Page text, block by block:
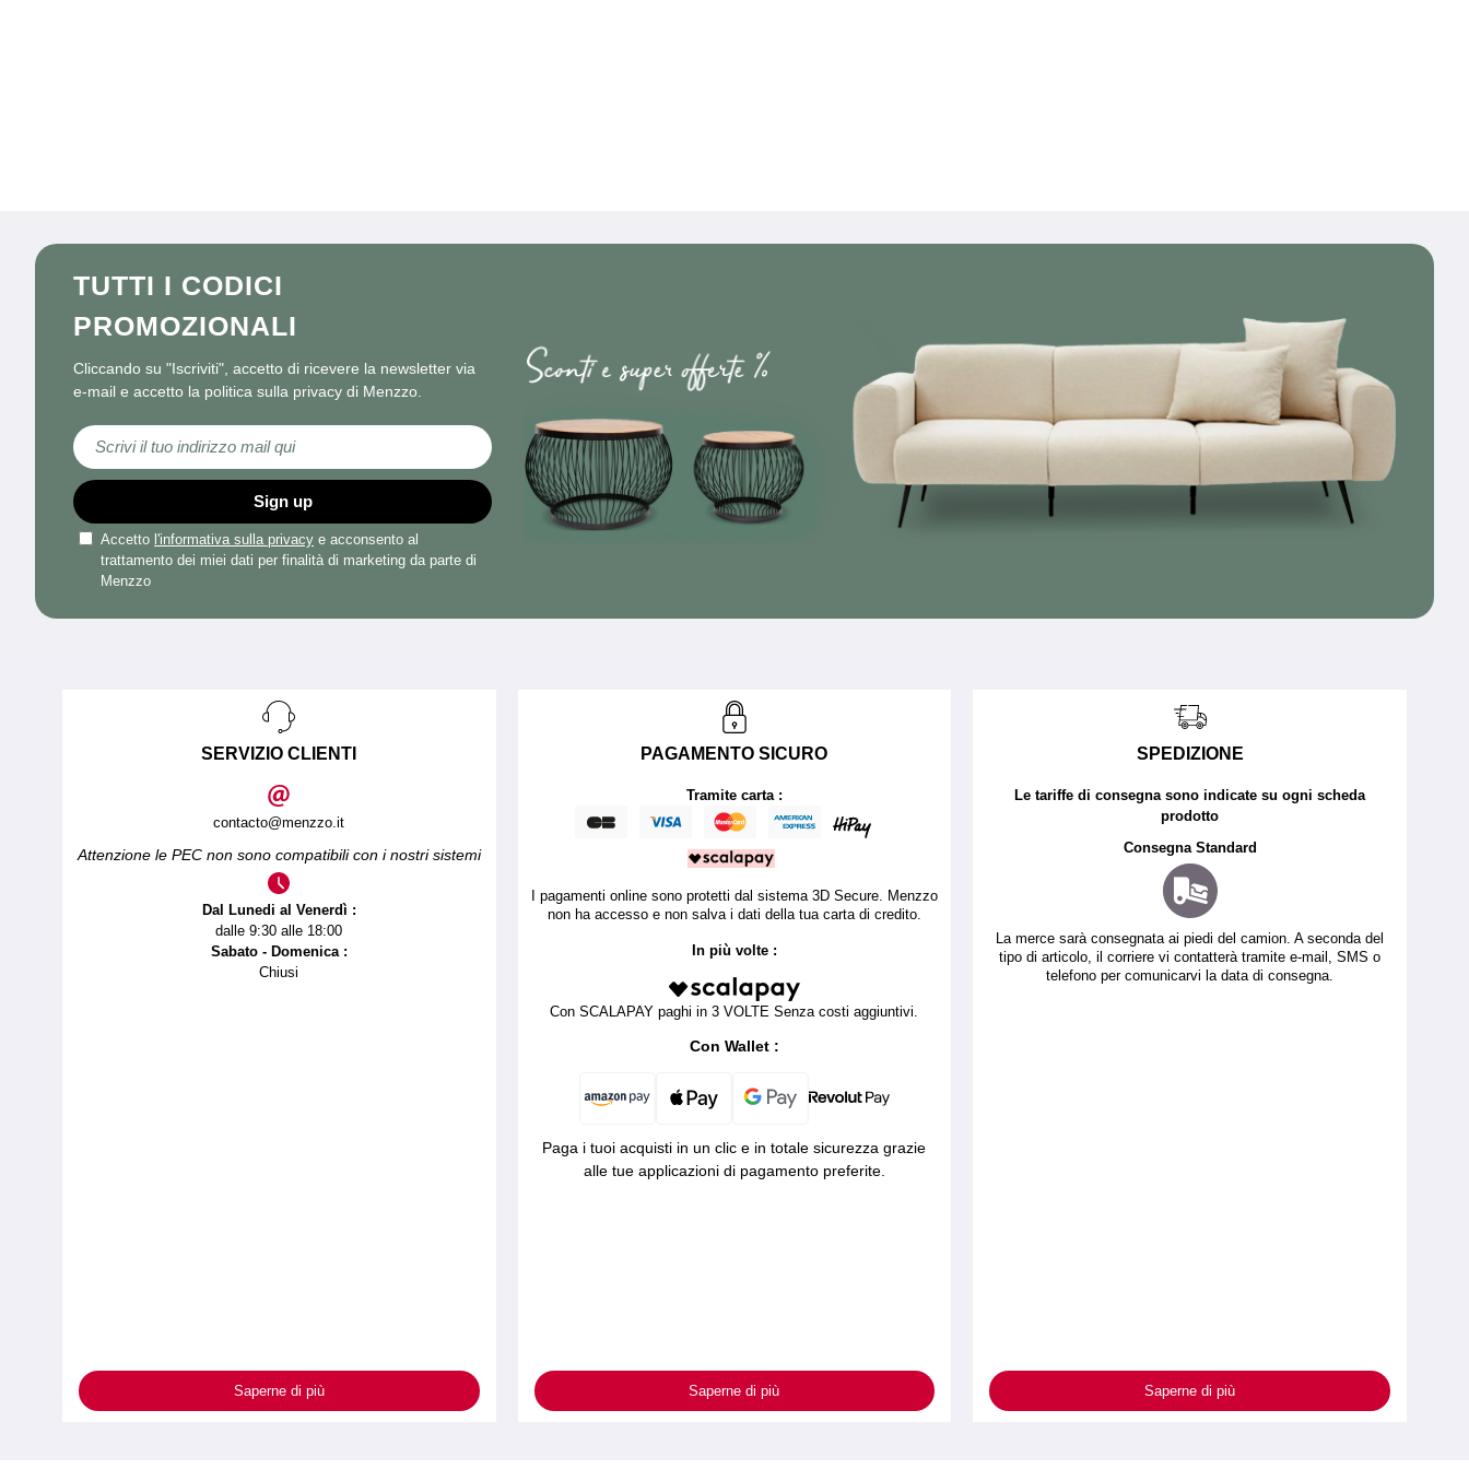
TUTTI I CODICI
PROMOZIONALI
Cliccando su "Iscriviti", accetto di ricevere la newsletter via
e-mail e accetto la politica sulla privacy di Menzzo.
Iscriviti alla nostra Newsletter:
Sign up
Accetto l'informativa sulla privacy e acconsento al
trattamento dei miei dati per finalità di marketing da parte di
Menzzo
SERVIZIO CLIENTI
contacto@menzzo.it
Attenzione le PEC non sono compatibili con i nostri sistemi
Dal Lunedi al Venerdì :
dalle 9:30 alle 18:00
Sabato - Domenica :
Chiusi
Saperne di più
PAGAMENTO SICURO
Tramite carta :
I pagamenti online sono protetti dal sistema 3D Secure. Menzzo
non ha accesso e non salva i dati della tua carta di credito.
In più volte :
Con SCALAPAY paghi in 3 VOLTE Senza costi aggiuntivi.
Con Wallet :
Paga i tuoi acquisti in un clic e in totale sicurezza grazie
alle tue applicazioni di pagamento preferite.
Saperne di più
SPEDIZIONE
Le tariffe di consegna sono indicate su ogni scheda
prodotto
Consegna Standard
La merce sarà consegnata ai piedi del camion. A seconda del
tipo di articolo, il corriere vi contatterà tramite e-mail, SMS o
telefono per comunicarvi la data di consegna.
Saperne di più